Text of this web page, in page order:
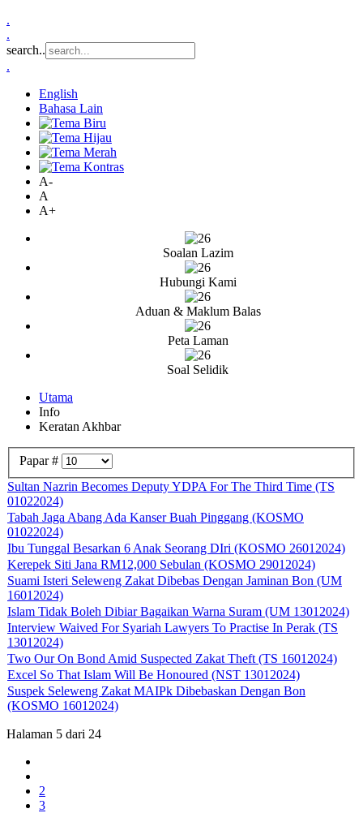
.
.
search..
.
English
Bahasa Lain
A-
A
A+
Soalan Lazim
Hubungi Kami
Aduan & Maklum Balas
Peta Laman
Soal Selidik
Utama
Info
Keratan Akhbar
Papar #
Sultan Nazrin Becomes Deputy YDPA For The Third Time (TS
01022024)
Tabah Jaga Abang Ada Kanser Buah Pinggang (KOSMO
01022024)
Ibu Tunggal Besarkan 6 Anak Seorang DIri (KOSMO 26012024)
Kerepek Siti Jana RM12,000 Sebulan (KOSMO 29012024)
Suami Isteri Seleweng Zakat Dibebas Dengan Jaminan Bon (UM
16012024)
Islam Tidak Boleh Dibiar Bagaikan Warna Suram (UM 13012024)
Interview Waived For Syariah Lawyers To Practise In Perak (TS
13012024)
Two Our On Bond Amid Suspected Zakat Theft (TS 16012024)
Excel So That Islam Will Be Honoured (NST 13012024)
Suspek Seleweng Zakat MAIPk Dibebaskan Dengan Bon
(KOSMO 16012024)
Halaman 5 dari 24
2
3